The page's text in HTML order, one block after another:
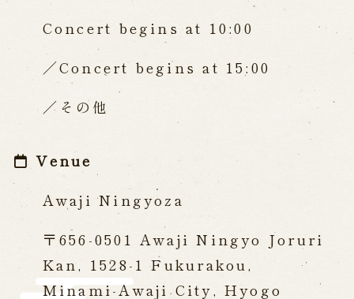
Concert begins at 10:00
Concert begins at 15:00
その他
Venue
Awaji Ningyoza
〒656-0501 Awaji Ningyo Joruri
Kan, 1528-1 Fukurakou,
Minami-Awaji City, Hyogo